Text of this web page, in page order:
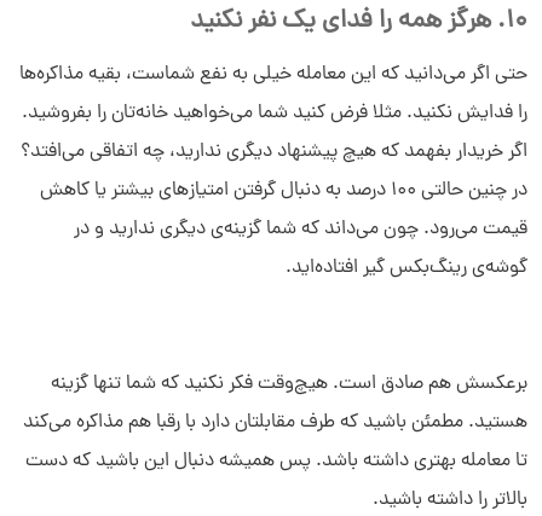
10. هرگز همه را فدای یک نفر نکنید
حتی اگر می‌دانید که این معامله خیلی به نفع شماست، بقیه مذاکره‌ها
را فدایش نکنید. مثلا فرض کنید شما می‌خواهید خانه‌تان را بفروشید.
اگر خریدار بفهمد که هیچ پیشنهاد دیگری ندارید، چه اتفاقی می‌افتد؟
در چنین حالتی 100 درصد به دنبال گرفتن امتیازهای بیشتر یا کاهش
قیمت می‌رود. چون می‌داند که شما گزینه‌ی دیگری ندارید و در
گوشه‌ی رینگ‌بکس گیر افتاده‌اید.
برعکسش هم صادق است. هیچ‌وقت فکر نکنید که شما تنها گزینه
هستید. مطمئن باشید که طرف مقابلتان دارد با رقبا هم مذاکره می‌کند
تا معامله بهتری داشته باشد. پس همیشه دنبال این باشید که دست
بالاتر را داشته باشید.